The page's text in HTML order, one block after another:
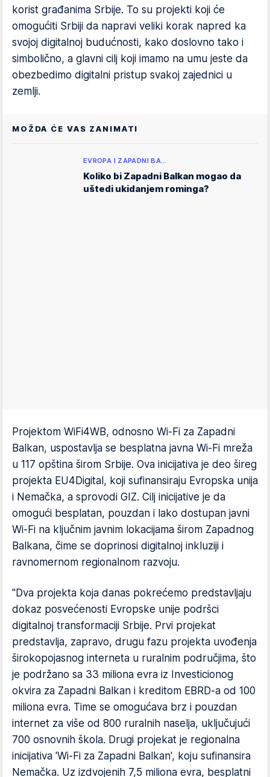
korist građanima Srbije. To su projekti koji će
omogućiti Srbiji da napravi veliki korak napred ka
svojoj digitalnoj budućnosti, kako doslovno tako i
simbolično, a glavni cilj koji imamo na umu jeste da
obezbedimo digitalni pristup svakoj zajednici u
zemlji.
MOŽDA ĆE VAS ZANIMATI
EVROPA I ZAPADNI BA…
Koliko bi Zapadni Balkan mogao da
uštedi ukidanjem rominga?
Projektom WiFi4WB, odnosno Wi-Fi za Zapadni
Balkan, uspostavlja se besplatna javna Wi-Fi mreža
u 117 opština širom Srbije. Ova inicijativa je deo šireg
projekta EU4Digital, koji sufinansiraju Evropska unija
i Nemačka, a sprovodi GIZ. Cilj inicijative je da
omogući besplatan, pouzdan i lako dostupan javni
Wi-Fi na ključnim javnim lokacijama širom Zapadnog
Balkana, čime se doprinosi digitalnoj inkluziji i
ravnomernom regionalnom razvoju.
"Dva projekta koja danas pokrećemo predstavljaju
dokaz posvećenosti Evropske unije podršci
digitalnoj transformaciji Srbije. Prvi projekat
predstavlja, zapravo, drugu fazu projekta uvođenja
širokopojasnog interneta u ruralnim područjima, što
je podržano sa 33 miliona evra iz Investicionog
okvira za Zapadni Balkan i kreditom EBRD-a od 100
miliona evra. Time se omogućava brz i pouzdan
internet za više od 800 ruralnih naselja, uključujući
700 osnovnih škola. Drugi projekat je regionalna
inicijativa 'Wi-Fi za Zapadni Balkan', koju sufinansira
Nemačka. Uz izdvojenih 7,5 miliona evra, besplatni